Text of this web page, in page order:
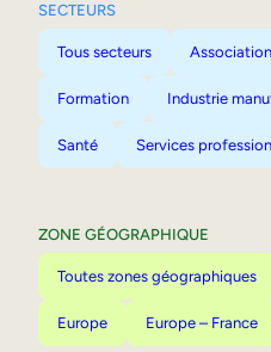
SECTEURS
Tous secteurs Association
Formation Industrie
Santé Services
ZONE GÉOGRAPHIQUE
Toutes zones géographiques
Europe Europe – France